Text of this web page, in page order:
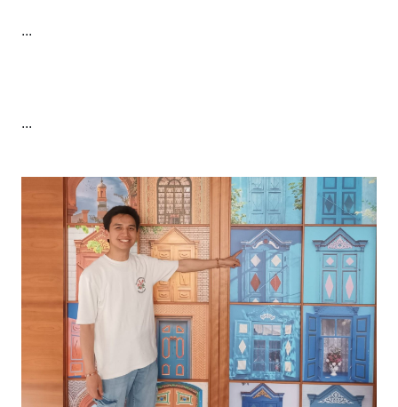
...
...